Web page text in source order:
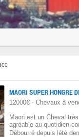
MAORI SUPER HONGRE
12000€ - Chevaux à
Maori est un Cheval
agréable au quotidien
Débourré depuis lété